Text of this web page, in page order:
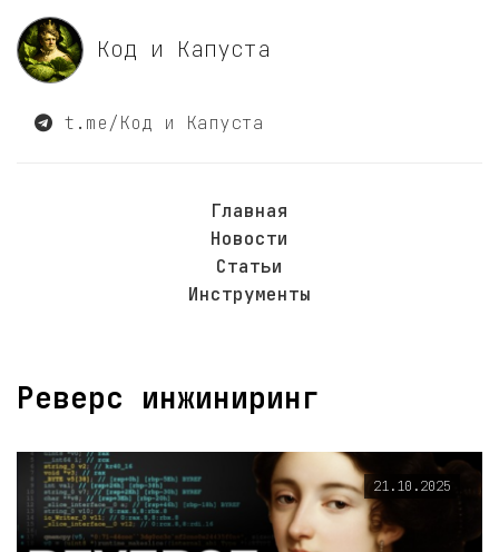
Код и Капуста
t.me/Код и Капуста
Главная
Новости
Статьи
Инструменты
Реверс инжиниринг
21.10.2025